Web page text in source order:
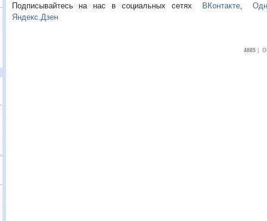
Подписывайтесь на нас в социальных сетях ВКонтакте
Яндекс.Дзен
4885|